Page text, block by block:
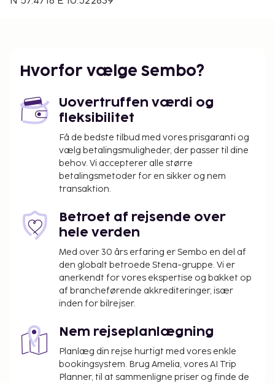
Hvorfor vælge Sembo?
Uovertruffen værdi og
fleksibilitet
Få de bedste tilbud med vores prisgaranti og
vælg betalingsmuligheder, der passer til dine
behov. Vi accepterer alle større
betalingsmetoder for en sikker og nem
transaktion.
Betroet af rejsende over
hele verden
Med over 30 års erfaring er Sembo en del af
den globalt betroede Stena-gruppe. Vi er
anerkendt for vores ekspertise og bakket op
af brancheførende akkrediteringer, især
inden for bilrejser.
Nem rejseplanlægning
Planlæg din rejse hurtigt med vores enkle
bookingsystem. Brug Amelia, vores AI Trip
Planner, til at sammenligne priser og finde de